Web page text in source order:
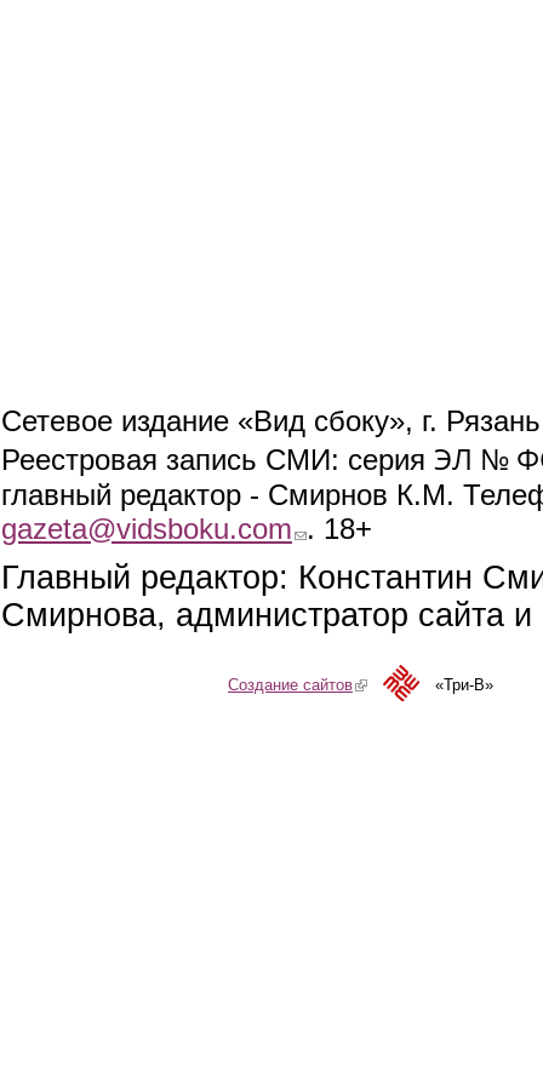
Сетевое издание «Вид сбоку», г.
Реестровая запись СМИ: серия ЭЛ №
главный редактор - Смирнов К.М.
gazeta@vidsboku.com (link sends e-mail)
. 18+
Главный редактор: Константин
Смирнова, администратор сайта
Создание сайтов(link is external)«Три-В»